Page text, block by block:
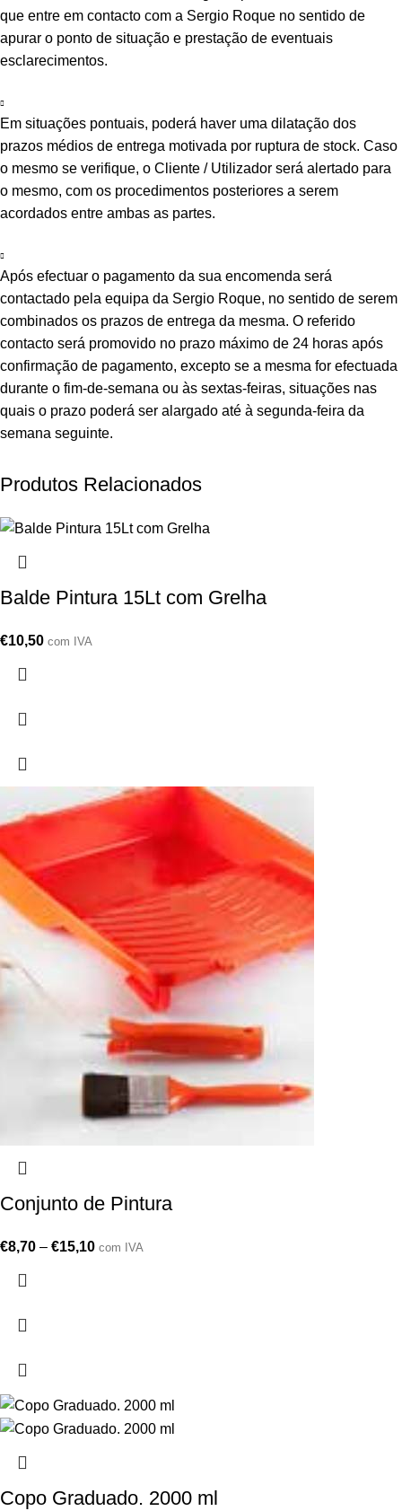
que entre em contacto com a Sergio Roque no sentido de
apurar o ponto de situação e prestação de eventuais
esclarecimentos.
Em situações pontuais, poderá haver uma dilatação dos
prazos médios de entrega motivada por ruptura de stock. Caso
o mesmo se verifique, o Cliente / Utilizador será alertado para
o mesmo, com os procedimentos posteriores a serem
acordados entre ambas as partes.
Após efectuar o pagamento da sua encomenda será
contactado pela equipa da Sergio Roque, no sentido de serem
combinados os prazos de entrega da mesma. O referido
contacto será promovido no prazo máximo de 24 horas após
confirmação de pagamento, excepto se a mesma for efectuada
durante o fim-de-semana ou às sextas-feiras, situações nas
quais o prazo poderá ser alargado até à segunda-feira da
semana seguinte.
Produtos Relacionados
Balde Pintura 15Lt com Grelha
€10,50 com IVA
Conjunto de Pintura
€8,70 – €15,10 com IVA
Copo Graduado. 2000 ml